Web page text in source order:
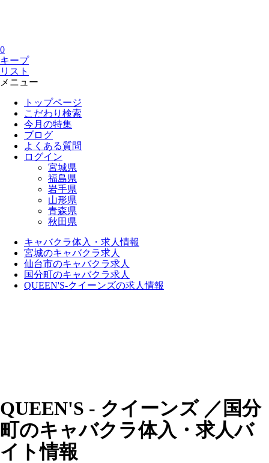
0
キープ
リスト
メニュー
トップページ
こだわり検索
今月の特集
ブログ
よくある質問
ログイン
宮城県
福島県
岩手県
山形県
青森県
秋田県
キャバクラ体入・求人情報
宮城のキャバクラ求人
仙台市のキャバクラ求人
国分町のキャバクラ求人
QUEEN'S-クイーンズの求人情報
QUEEN'S - クイーンズ ／国分
町のキャバクラ体入・求人バ
イト情報